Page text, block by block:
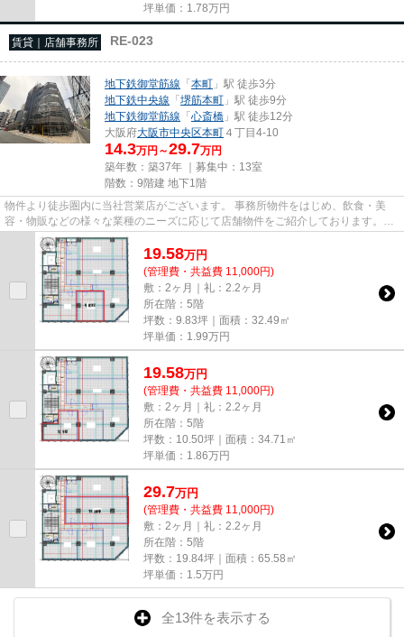
坪単価： 1.78万円
賃貸｜店舗事務所 RE-023
地下鉄御堂筋線 「本町 」駅 徒歩3分
地下鉄中央線 「堺筋本町 」駅 徒歩9分
地下鉄御堂筋線 「心斎橋 」駅 徒歩12分
大阪府大阪市中央区本町 ４丁目4-10
14.3万円～29.7万円
築年数：築37年 ｜募集中： 13室
階数：9階建 地下1階
物件より徒歩圏内に当社営業店がございます。 事務所物件をはじめ、飲食・美
容・物販などの様々な業種のニーズに応じて店舗物件をご紹介しております。
尚、弊社ではおとり広告は一切...
19.58万円
(管理費・共益費 11,000円)
敷：2ヶ月｜礼：2.2ヶ月
所在階：5階
坪数：9.83坪｜面積：32.49㎡
坪単価： 1.99万円
19.58万円
(管理費・共益費 11,000円)
敷：2ヶ月｜礼：2.2ヶ月
所在階：5階
坪数：10.50坪｜面積：34.71㎡
坪単価： 1.86万円
29.7万円
(管理費・共益費 11,000円)
敷：2ヶ月｜礼：2.2ヶ月
所在階：5階
坪数：19.84坪｜面積：65.58㎡
坪単価： 1.5万円
全13件を表示する